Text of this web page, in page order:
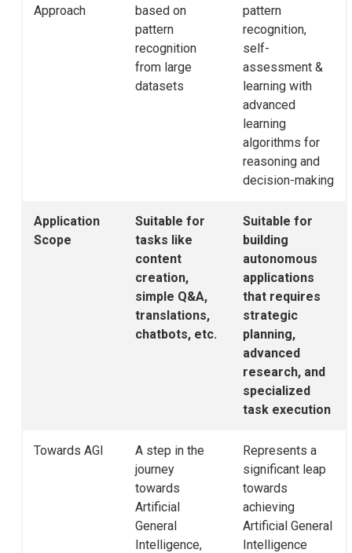
Approach
based on
pattern
recognition
from large
datasets
pattern
recognition,
self-
assessment &
learning with
advanced
learning
algorithms for
reasoning and
decision-making
Application
Scope
Suitable for
tasks like
content
creation,
simple Q&A,
translations,
chatbots, etc.
Suitable for
building
autonomous
applications
that requires
strategic
planning,
advanced
research, and
specialized
task execution
Towards AGI
A step in the
journey
towards
Artificial
General
Intelligence,
Represents a
significant leap
towards
achieving
Artificial General
Intelligence